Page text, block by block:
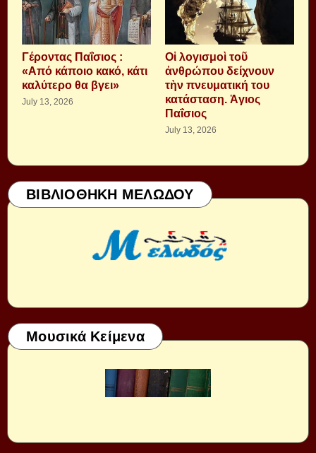
Γέροντας Παΐσιος :
«Από κάποιο κακό, κάτι
καλύτερο θα βγει»
July 13, 2026
Οἱ λογισμοὶ τοῦ
ἀνθρώπου δείχνουν
τὴν πνευματική του
κατάσταση. Ἁγιος
Παΐσιος
July 13, 2026
ΒΙΒΛΙΟΘΗΚΗ ΜΕΛΩΔΟΥ
Μουσικά Κείμενα